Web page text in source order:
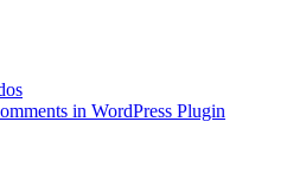
in WordPress Plugin